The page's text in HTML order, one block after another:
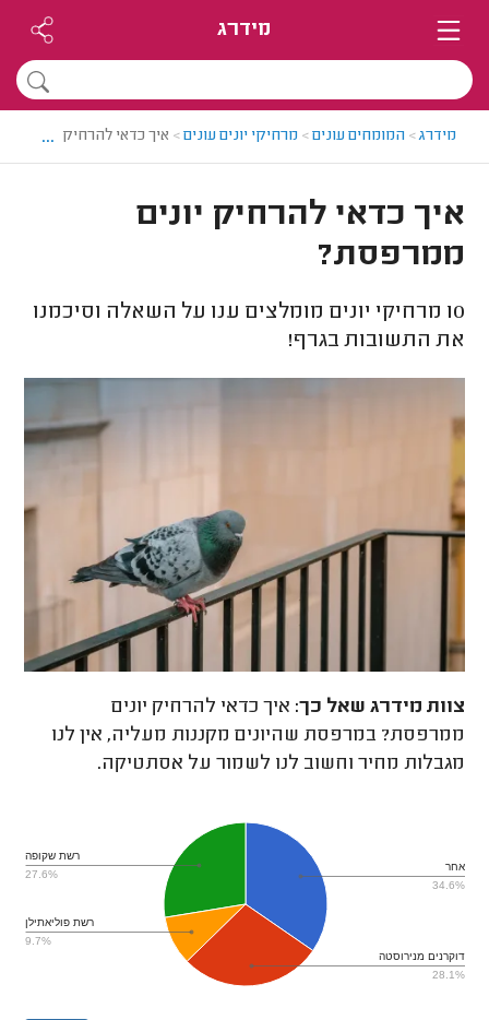
מידרג
מידרג> המומחים עונים> מרחיקי יונים עונים> איך כדאי להרחיק יונים
...
איך כדאי להרחיק יונים
ממרפסת?
10 מרחיקי יונים מומלצים ענו על השאלה וסיכמנו
את התשובות בגרף!
צוות מידרג שאל כך: איך כדאי להרחיק יונים
ממרפסת? במרפסת שהיונים מקננות מעליה, אין לנו
מגבלות מחיר וחשוב לנו לשמור על אסתטיקה.
אחר
34.6%
דוקרנים מנירוסטה
28.1%
רשת פוליאתילן
9.7%
רשת שקופה
27.6%